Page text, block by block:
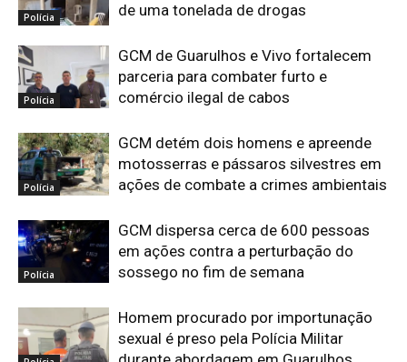
Polícia
de uma tonelada de drogas
Polícia
GCM de Guarulhos e Vivo fortalecem
parceria para combater furto e
comércio ilegal de cabos
Polícia
GCM detém dois homens e apreende
motosserras e pássaros silvestres em
ações de combate a crimes ambientais
Polícia
GCM dispersa cerca de 600 pessoas
em ações contra a perturbação do
sossego no fim de semana
Homem procurado por importunação
sexual é preso pela Polícia Militar